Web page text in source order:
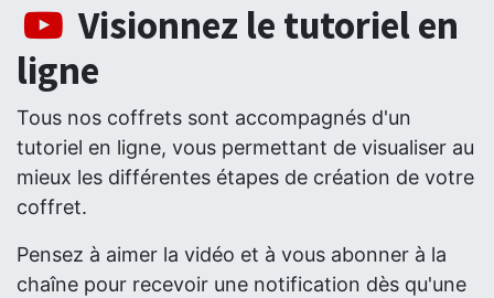
Visionnez le tutoriel en
ligne
Tous nos coffrets sont accompagnés d'un
tutoriel en ligne, vous permettant de visualiser au
mieux les différentes étapes de création de votre
coffret.
Pensez à aimer la vidéo et à vous abonner à la
chaîne pour recevoir une notification dès qu'une